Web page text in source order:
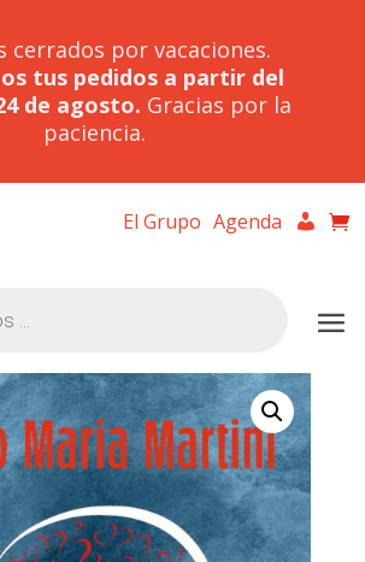
cerrados por vacaciones.
tus pedidos a partir del
de agosto. Gracias por la
paciencia.
El Grupo Agenda